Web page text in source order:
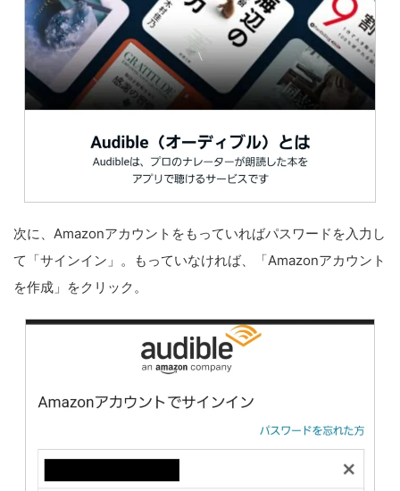
次に、Amazonアカウントをもっていればパスワードを入力し
て「サインイン」。もっていなければ、「Amazonアカウント
を作成」をクリック。